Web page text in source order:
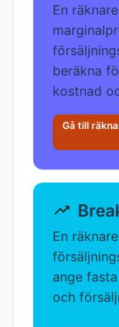
En
beräkna
kostnad
Gå till
En
ange
och